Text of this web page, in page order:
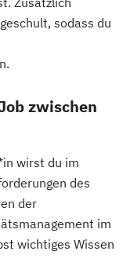
sodass du
zwischen
wirst du im
des
der
im
wichtiges Wissen